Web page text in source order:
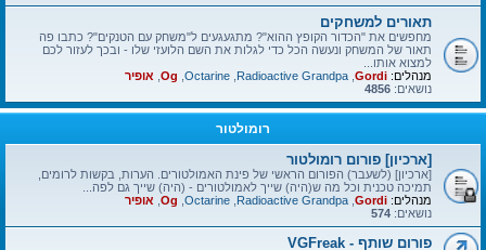
תאורים למשחקים
מחפשים את "הכדור הקופץ ההוא"? מתגעגעים ל"משחק עם הטנקים"? כתבו פה
תאור של המשחק ונעשה הכל כדי לגלות את השם הלועזי שלו - ובכך לעזור לכם
למצוא אותו...
מנהלים: Gordi
Radioactive Grandpa
Octarine
Og אופיר
נושאים: 4856
רומולטור
[ארכיון] פורום רומולטור
[ארכיון] (לשעבר) הפורום הראשי של פינת האמולטורים. הערות, בקשות לרומים,
תמיכה טכנית וכל מה ש(היה) שייך לאמולטורים - (היה) שייך גם לפה...
מנהלים: Gordi
Radioactive Grandpa
Octarine
Og אופיר
נושאים: 574
פורום שותף - VGFreak